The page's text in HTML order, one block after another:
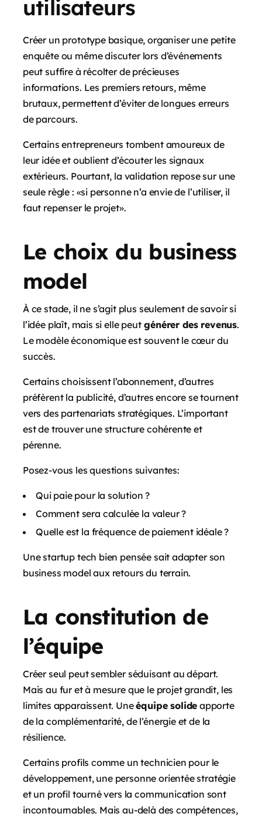
utilisateurs
Créer un prototype basique, organiser une petite
enquête ou même discuter lors d’événements
peut suffire à récolter de précieuses
informations. Les premiers retours, même
brutaux, permettent d’éviter de longues erreurs
de parcours.
Certains entrepreneurs tombent amoureux de
leur idée et oublient d’écouter les signaux
extérieurs. Pourtant, la validation repose sur une
seule règle : «si personne n’a envie de l’utiliser, il
faut repenser le projet».
Le choix du business
model
À ce stade, il ne s’agit plus seulement de savoir si
l’idée plaît, mais si elle peutgénérer des revenus.
Le modèle économique est souvent le cœur du
succès.
Certains choisissent l’abonnement, d’autres
préfèrent la publicité, d’autres encore se tournent
vers des partenariats stratégiques. L’important
est de trouver une structure cohérente et
pérenne.
Posez-vous les questions suivantes:
Qui paie pour la solution ?
Comment sera calculée la valeur ?
Quelle est la fréquence de paiement idéale ?
Une startup tech bien pensée sait adapter son
business model aux retours du terrain.
La constitution de
l’équipe
Créer seul peut sembler séduisant au départ.
Mais au fur et à mesure que le projet grandit, les
limites apparaissent. Uneéquipe solide apporte
de la complémentarité, de l’énergie et de la
résilience.
Certains profils comme un technicien pour le
développement, une personne orientée stratégie
et un profil tourné vers la communication sont
incontournables. Mais au-delà des compétences,